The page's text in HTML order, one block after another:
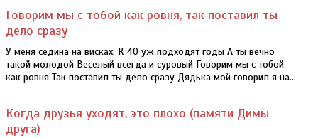
Говорим мы с тобой как ровня, так поставил ты
дело сразу
У меня седина на висках, К 40 уж подходят годы А ты вечно
такой молодой Веселый всегда и суровый Говорим мы с тобой
как ровня Так поставил ты дело сразу Дядька мой говорил я на...
Когда друзья уходят, это плохо (памяти Димы
друга)